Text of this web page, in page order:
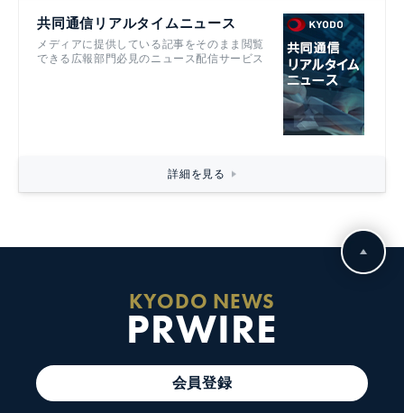
共同通信リアルタイムニュース
メディアに提供している記事をそのまま閲覧
できる広報部門必見のニュース配信サービス
詳細を見る
KYODO NEWS
PRWIRE
会員登録